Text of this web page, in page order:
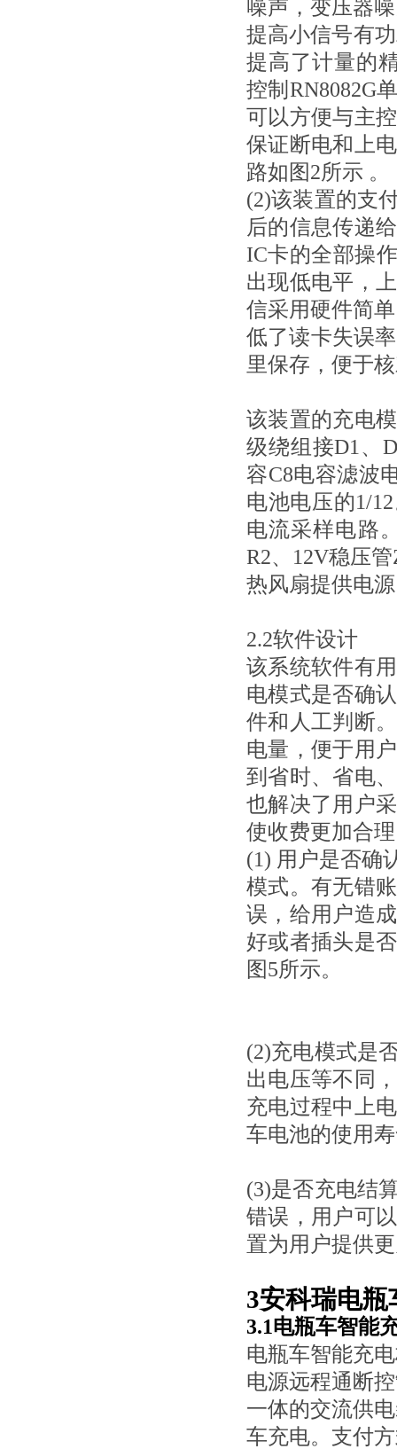
噪声，变压器
提高小信号有
提高了计量的
控制RN8082G
可以方便与主
保证断电和上
路如图2所示 。
(2)该装置的支
后的信息传递
IC卡的全部操
出现低电平，
信采用硬件简
低了读卡失误
里保存，便于
该装置的充电
级绕组 接D1、
容C8电容滤波
电池电压的1/
电流采样电路
R2、12V稳压
热风扇提供电
2.2软件设计
该系统软件有
电模式是否确
件和人工判断
电量，便于用
到省时、省电
也解决了用户
使收费更加合
(1) 用户是否确
模式。有无错
误，给用户造
好或者插头是
图5所示。
(2)充电模式是
出电压等不同
充电过程中上
车电池的使用
(3)是否充电结
错误，用户可
置为用户提供
3安科瑞电瓶
3.1电瓶车智能
电瓶车智能充
电源远程通断
一体的交流供
车充电。支付